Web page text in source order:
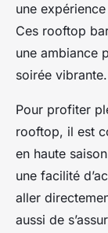
une
Ces rooftop
une ambiance
soirée vibrante.
Pour profiter
rooftop, il est
en haute
une facilité
aller
aussi de